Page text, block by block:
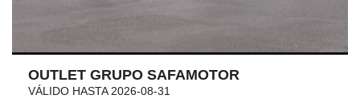
OUTLET GRUPO SAFAMOTOR
VÁLIDO HASTA 2026-08-31